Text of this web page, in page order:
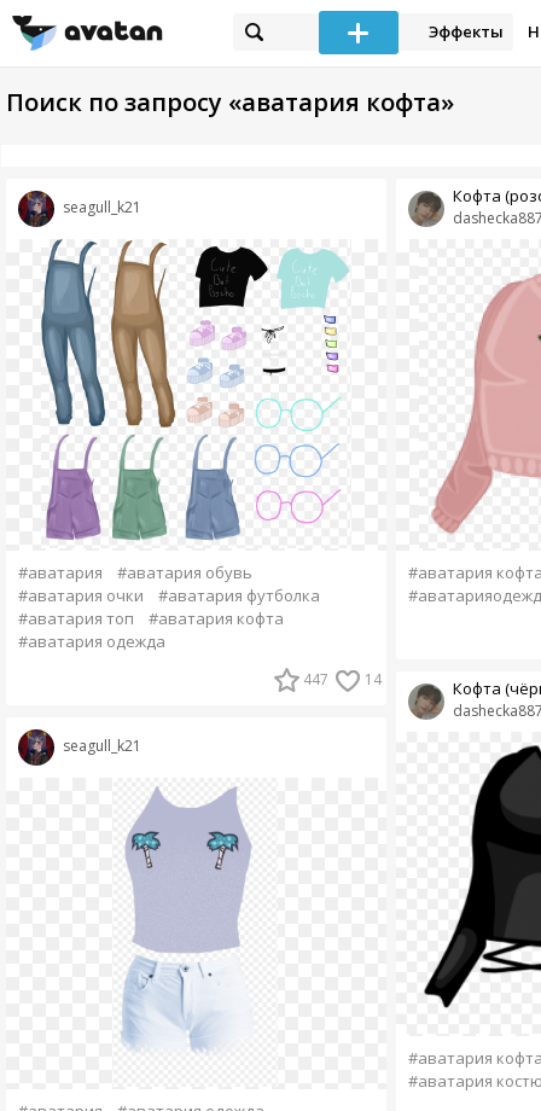
Эффекты
Поиск по запросу «аватария кофта»
seagull_k21
#аватария
#аватария обувь
#аватария очки
#аватария футболка
#аватария топ
#аватария кофта
#аватария одежда
447 14
seagull_k21
Кофта
#аватария
Кофта
#аватария
#аватария